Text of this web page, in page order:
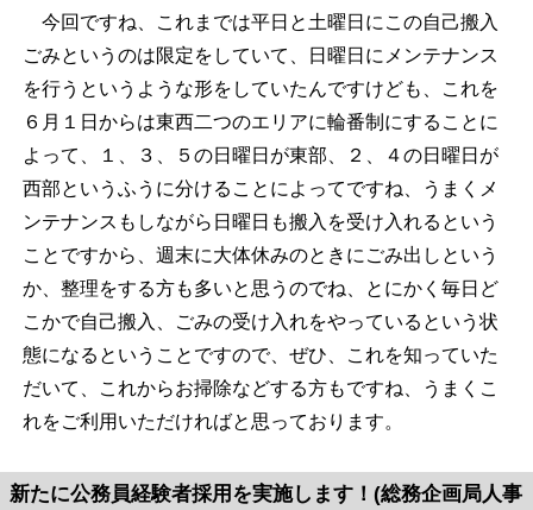
今回ですね、これまでは平日と土曜日にこの自己搬入
ごみというのは限定をしていて、日曜日にメンテナンス
を行うというような形をしていたんですけども、これを
６月１日からは東西二つのエリアに輪番制にすることに
よって、１、３、５の日曜日が東部、２、４の日曜日が
西部というふうに分けることによってですね、うまくメ
ンテナンスもしながら日曜日も搬入を受け入れるという
ことですから、週末に大体休みのときにごみ出しという
か、整理をする方も多いと思うのでね、とにかく毎日ど
こかで自己搬入、ごみの受け入れをやっているという状
態になるということですので、ぜひ、これを知っていた
だいて、これからお掃除などする方もですね、うまくこ
れをご利用いただければと思っております。
新たに公務員経験者採用を実施します！(総務企画局人事